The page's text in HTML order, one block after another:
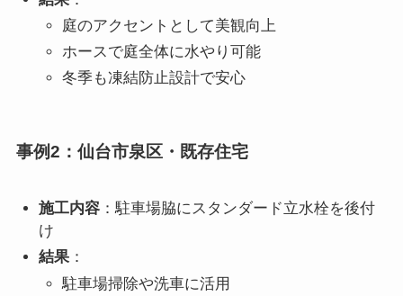
庭のアクセントとして美観向上
ホースで庭全体に水やり可能
冬季も凍結防止設計で安心
事例2：仙台市泉区・既存住宅
施工内容 ：駐車場脇にスタンダード立水栓を後付
け
結果 ：
駐車場掃除や洗車に活用